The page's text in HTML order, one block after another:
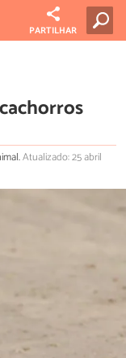
PARTILHAR
Atualizado: 25 abril